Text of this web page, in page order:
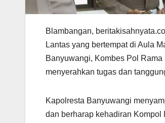
Blambangan,
Lantas yang bertempat di Aula
Banyuwangi, Kombes Pol Rama
menyerahkan tugas dan
Kapolresta Banyuwangi
dan berharap kehadiran